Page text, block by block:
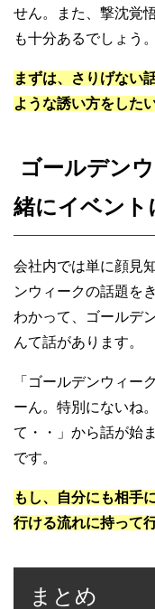
せん。また、撃沈覚
も十分あるでしょう。
まずは、さりげない
ような誘い方をした
ゴールデン
緒にイベント
会社内では単に顔見
ンウィークの話題を
わかって、ゴールデ
んて話があります。
「ゴールデンウィー
ーん。特別にないね
て・・」から話が始
です。
もし、自分にも相手
行ける流れに持って
まとめ